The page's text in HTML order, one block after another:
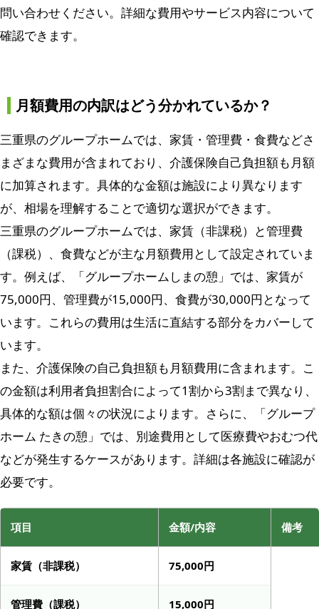
問い合わせください。詳細な費用やサービス内容について
確認できます。
月額費用の内訳はどう分かれているか？
三重県のグループホームでは、家賃・管理費・食費などさ
まざまな費用が含まれており、介護保険自己負担額も月額
に加算されます。具体的な金額は施設により異なります
が、相場を理解することで適切な選択ができます。
三重県のグループホームでは、家賃（非課税）と管理費
（課税）、食費などが主な月額費用として設定されていま
す。例えば、「グループホームしまの憩」では、家賃が
75,000円、管理費が15,000円、食費が30,000円となって
います。これらの費用は生活に直結する部分をカバーして
います。
また、介護保険の自己負担額も月額費用に含まれます。こ
の金額は利用者負担割合によって1割から3割まで異なり、
具体的な額は個々の状況によります。さらに、「グループ
ホーム たきの憩」では、別途費用として医療費やおむつ代
などが発生するケースがあります。詳細は各施設に確認が
必要です。
項目 金額/内容 備考
家賃（非課税） 75,000円
管理費（課税） 15,000円